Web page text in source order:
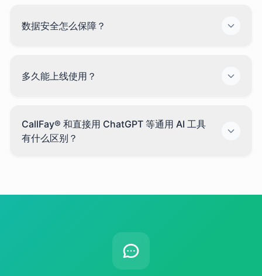
数据安全怎么保障？
多久能上线使用？
CallFay® 和直接用 ChatGPT 等通用 AI 工具
有什么区别？